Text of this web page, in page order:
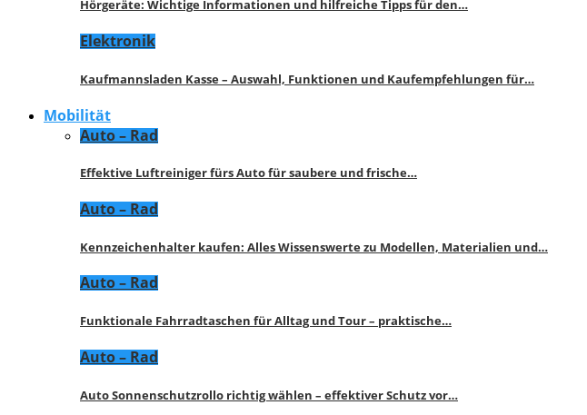
Hörgeräte: Wichtige Informationen und hilfreiche Tipps für den…
Elektronik
Kaufmannsladen Kasse – Auswahl, Funktionen und Kaufempfehlungen für…
Mobilität
Auto – Rad
Effektive Luftreiniger fürs Auto für saubere und frische…
Auto – Rad
Kennzeichenhalter kaufen: Alles Wissenswerte zu Modellen, Materialien und…
Auto – Rad
Funktionale Fahrradtaschen für Alltag und Tour – praktische…
Auto – Rad
Auto Sonnenschutzrollo richtig wählen – effektiver Schutz vor…